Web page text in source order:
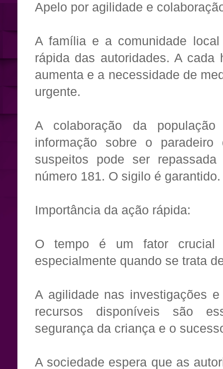
Apelo por agilidade e
A família e a comunidade
rápida das autoridades. A cada
aumenta e a necessidade de
urgente.
A colaboração da população
informação sobre o
suspeitos pode ser
número 181. O sigilo é garantido.
Importância da ação rápida:
O tempo é um fator crucial
especialmente quando se trata
A agilidade nas investigações
recursos disponíveis são
segurança da criança e o
A sociedade espera que as